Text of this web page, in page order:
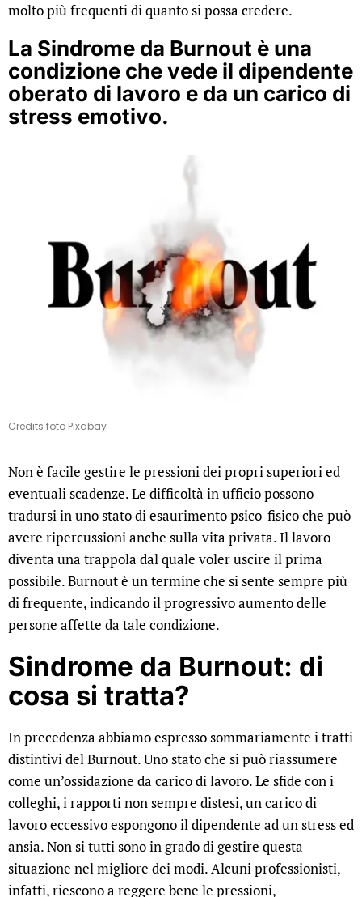
molto più frequenti di quanto si possa credere.
La Sindrome da Burnout è una
condizione che vede il dipendente
oberato di lavoro e da un carico di
stress emotivo.
Credits foto Pixabay
Non è facile gestire le pressioni dei propri superiori ed
eventuali scadenze. Le difficoltà in ufficio possono
tradursi in uno stato di esaurimento psico-fisico che può
avere ripercussioni anche sulla vita privata. Il lavoro
diventa una trappola dal quale voler uscire il prima
possibile. Burnout è un termine che si sente sempre più
di frequente, indicando il progressivo aumento delle
persone affette da tale condizione.
Sindrome da Burnout: di
cosa si tratta?
In precedenza abbiamo espresso sommariamente i tratti
distintivi del Burnout. Uno stato che si può riassumere
come un’ossidazione da carico di lavoro. Le sfide con i
colleghi, i rapporti non sempre distesi, un carico di
lavoro eccessivo espongono il dipendente ad un stress ed
ansia. Non si tutti sono in grado di gestire questa
situazione nel migliore dei modi. Alcuni professionisti,
infatti, riescono a reggere bene le pressioni,